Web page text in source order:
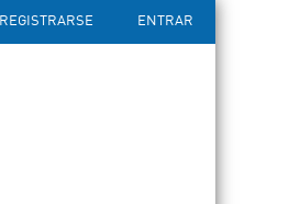
REGISTRARSE ENTRAR